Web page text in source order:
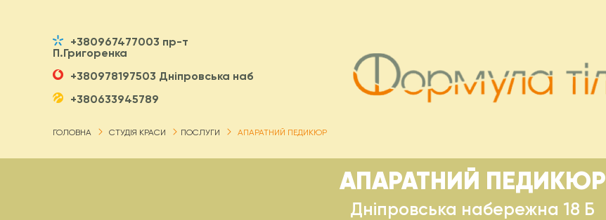
+380967477003 пр-т
П.Григоренка
+380978197503 Дніпровська наб
+380633945789
ГОЛОВНА СТУДІЯ КРАСИ ПОСЛУГИ АПАРАТНИЙ ПЕДИКЮР
АПАРАТНИЙ ПЕДИКЮР
Дніпровська набережна 18 Б